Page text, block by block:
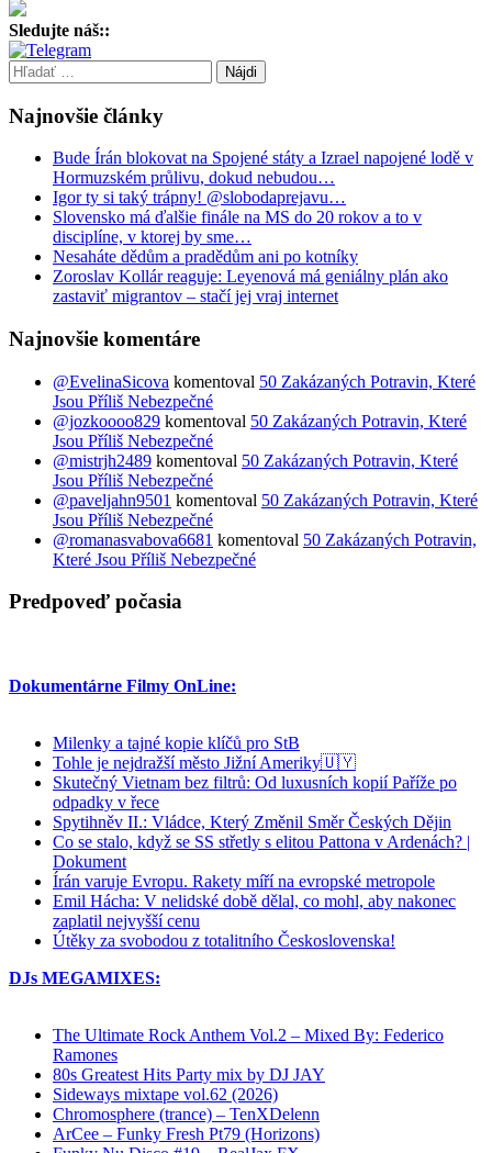
Sledujte náš::
Hľadať:
Najnovšie články
Bude Írán blokovat na Spojené státy a Izrael napojené lodě v
Hormuzském průlivu, dokud nebudou…
Igor ty si taký trápny! @slobodaprejavu…
Slovensko má ďalšie finále na MS do 20 rokov a to v
disciplíne, v ktorej by sme…
Nesaháte dědům a pradědům ani po kotníky
Zoroslav Kollár reaguje: Leyenová má geniálny plán ako
zastaviť migrantov – stačí jej vraj internet
Najnovšie komentáre
@EvelinaSicova komentoval 50 Zakázaných Potravin, Které
Jsou Příliš Nebezpečné
@jozkoooo829 komentoval 50 Zakázaných Potravin, Které
Jsou Příliš Nebezpečné
@mistrjh2489 komentoval 50 Zakázaných Potravin, Které
Jsou Příliš Nebezpečné
@paveljahn9501 komentoval 50 Zakázaných Potravin, Které
Jsou Příliš Nebezpečné
@romanasvabova6681 komentoval 50 Zakázaných Potravin,
Které Jsou Příliš Nebezpečné
Predpoveď počasia
Dokumentárne Filmy OnLine:
Milenky a tajné kopie klíčů pro StB
Tohle je nejdražší město Jižní Ameriky🇺🇾
Skutečný Vietnam bez filtrů: Od luxusních kopií Paříže po
odpadky v řece
Spytihněv II.: Vládce, Který Změnil Směr Českých Dějin
Co se stalo, když se SS střetly s elitou Pattona v Ardenách? |
Dokument
Írán varuje Evropu. Rakety míří na evropské metropole
Emil Hácha: V nelidské době dělal, co mohl, aby nakonec
zaplatil nejvyšší cenu
Útěky za svobodou z totalitního Československa!
DJs MEGAMIXES:
The Ultimate Rock Anthem Vol.2 – Mixed By: Federico
Ramones
80s Greatest Hits Party mix by DJ JAY
Sideways mixtape vol.62 (2026)
Chromosphere (trance) – TenXDelenn
ArCee – Funky Fresh Pt79 (Horizons)